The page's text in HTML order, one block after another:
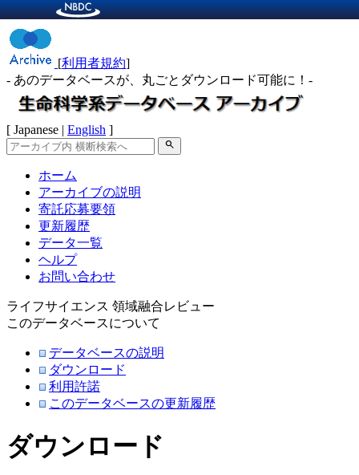
[利用者規約]
- あのデータベースが、丸ごとダウンロード可能に！-
[ Japanese | English ]
search
ホーム
アーカイブの説明
寄託応募要領
更新履歴
データ一覧
ヘルプ
お問い合わせ
ライフサイエンス 領域融合レビュー
このデータベースについて
データベースの説明
ダウンロード
利用許諾
このデータベースの更新履歴
ダウンロード